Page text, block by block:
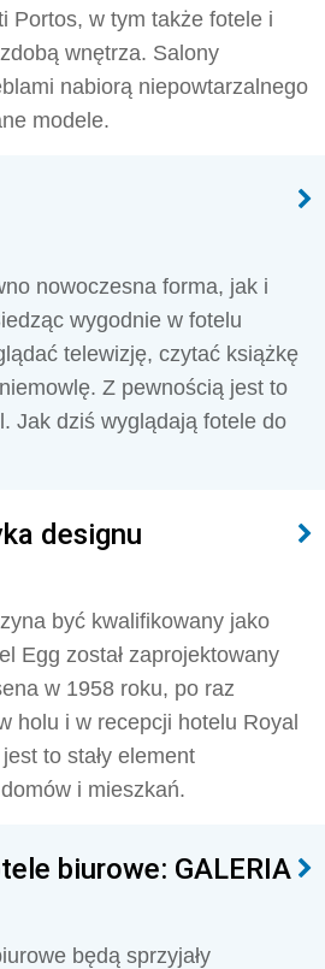
Portos, w tym także fotele i
wnętrza. Salony
nabiorą niepowtarzalnego
modele.
nowoczesna forma, jak i
wygodnie w fotelu
telewizję, czytać książkę
Z pewnością jest to
Jak dziś wyglądają fotele do
designu
być kwalifikowany jako
Egg został zaprojektowany
w 1958 roku, po raz
holu i w recepcji hotelu Royal
to stały element
i mieszkań.
biurowe: GALERIA
będą sprzyjały